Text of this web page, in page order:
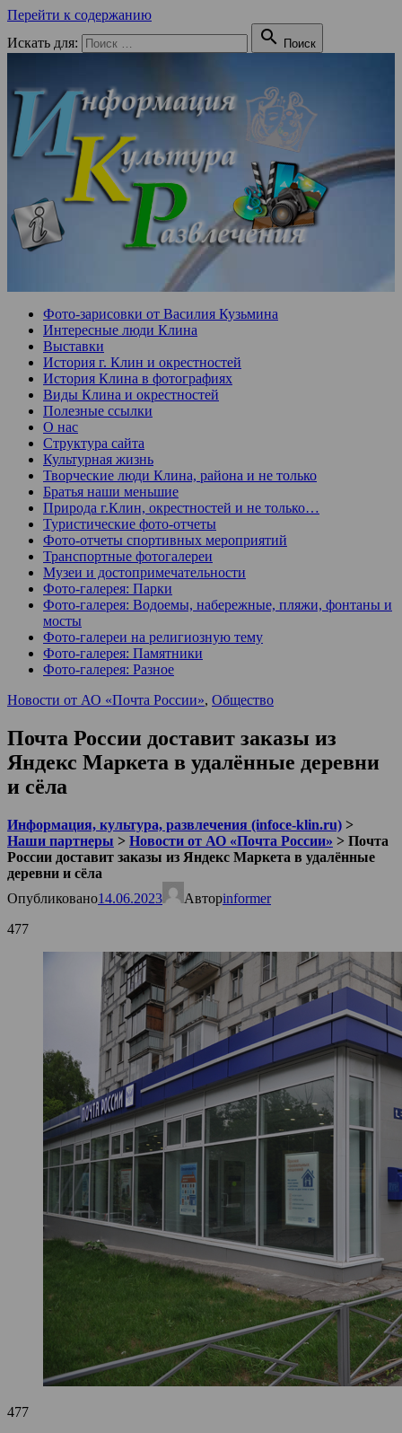
Перейти к содержанию
Искать для:
 Поиск
Фото-зарисовки от Василия Кузьмина
Интересные люди Клина
Выставки
История г. Клин и окрестностей
История Клина в фотографиях
Виды Клина и окрестностей
Полезные ссылки
О нас
Структура сайта
Культурная жизнь
Творческие люди Клина, района и не только
Братья наши меньшие
Природа г.Клин, окрестностей и не только…
Туристические фото-отчеты
Фото-отчеты спортивных мероприятий
Транспортные фотогалереи
Музеи и достопримечательности
Фото-галерея: Парки
Фото-галерея: Водоемы, набережные, пляжи, фонтаны и
мосты
Фото-галереи на религиозную тему
Фото-галерея: Памятники
Фото-галерея: Разное
Новости от АО «Почта России», Общество
Почта России доставит заказы из
Яндекс Маркета в удалённые деревни
и сёла
Информация, культура, развлечения (infoce-klin.ru) >
Наши партнеры > Новости от АО «Почта России» > Почта
России доставит заказы из Яндекс Маркета в удалённые
деревни и сёла
Опубликовано14.06.2023 Авторinformer
477
477